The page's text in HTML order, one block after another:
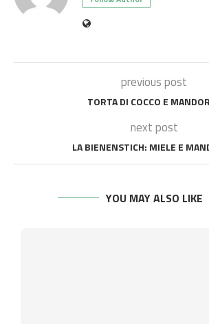
previous post
TORTA DI COCCO E
next post
LA BIENENSTICH: MIELE E
YOU MAY ALSO LIKE